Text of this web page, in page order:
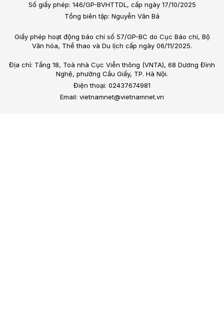
Số giấy phép: 146/GP-BVHTTDL, cấp ngày 17/10/2025
Tổng biên tập: Nguyễn Văn Bá
Giấy phép hoạt động báo chí số 57/GP-BC do Cục Báo chí, Bộ
Văn hóa, Thể thao và Du lịch cấp ngày 06/11/2025.
Địa chỉ: Tầng 18, Toà nhà Cục Viễn thông (VNTA), 68 Dương Đình
Nghệ, phường Cầu Giấy, TP. Hà Nội.
Điện thoại: 02437674981
Email: vietnamnet@vietnamnet.vn